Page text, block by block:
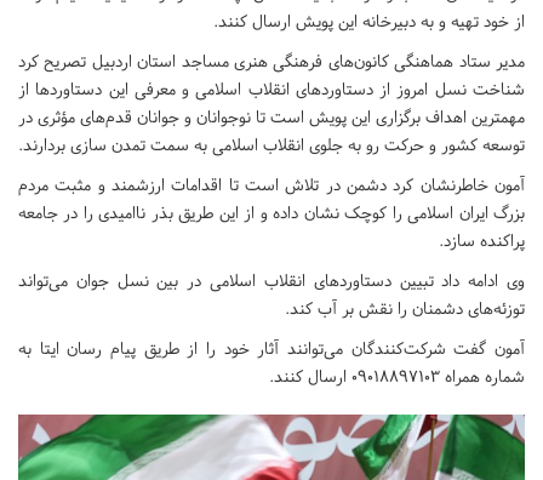
از خود تهیه و به دبیرخانه این پویش ارسال کنند.
مدیر ستاد هماهنگی کانون‌های فرهنگی هنری مساجد استان اردبیل تصریح کرد
شناخت نسل امروز از دستاوردهای انقلاب اسلامی و معرفی این دستاوردها از
مهمترین اهداف برگزاری این پویش است تا نوجوانان و جوانان قدم‌های مؤثری در
توسعه کشور و حرکت رو به جلوی انقلاب اسلامی به سمت تمدن سازی بردارند.
آمون خاطرنشان کرد دشمن در تلاش است تا اقدامات ارزشمند و مثبت مردم
بزرگ ایران اسلامی را کوچک نشان داده و از این طریق بذر ناامیدی را در جامعه
پراکنده سازد.
وی ادامه داد تبیین دستاوردهای انقلاب اسلامی در بین نسل جوان می‌تواند
توزئه‌های دشمنان را نقش بر آب کند.
آمون گفت شرکت‌کنندگان می‌توانند آثار خود را از طریق پیام رسان ایتا به
شماره همراه ۰۹۰۱۸۸۹۷۱۰۳ ارسال کنند.